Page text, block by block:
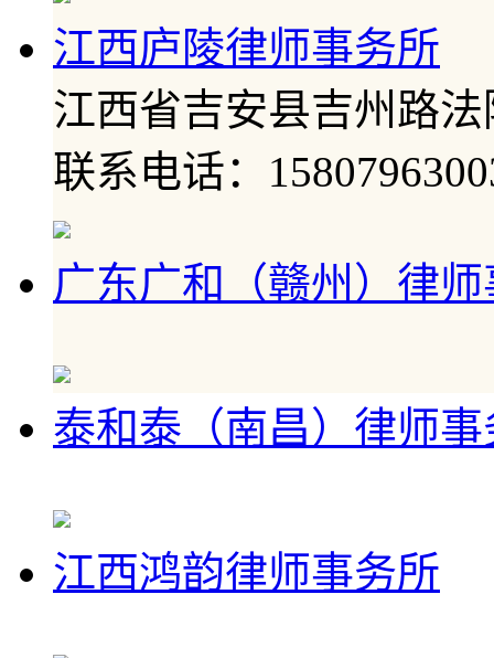
江西庐陵律师事务所
江西省吉安县吉州路
联系电话：
广东广和（赣州）律
泰和泰（南昌）律师事
江西鸿韵律师事务所